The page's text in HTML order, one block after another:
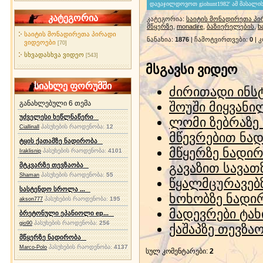
კატეგორია
საიტის მონადირეთა პირადი
ვიდეოები [70]
სხვადასხვა ვიდეო [543]
სიახლე ფორუმში
განახლებული 6 თემა
უძველესი ხეწლნაწერი
Ciallinall პასუხების რაოდენობა:12
ტყის ქათამზე ნადირობა
Iraklisnip პასუხების რაოდენობა: 4101
მტკვარზე თევზაობა
Shaman პასუხების რაოდენობა:55
სასტენდო სროლა ...
akson777 პასუხების რაოდენობა:195
ბრეტონული ეპანიოლი ep...
gio90 პასუხების რაოდენობა:256
მწყერზე ნადირობა
Marco-Polo პასუხების რაოდენობა:4137
კატეგორია: საიტის მონადირეთა
მწყერზე monadire ბაზიერელების ,
ნანახია: 1876 |ჩამოტვირთვები:0 |
მსგავსი ვიდეო
ძირითადი
შოუში
ლომი ზებრაზე
მწევრებით
მწყერზე
გავაზით
ხოხობზე
მადევრები
ქაშაპზე
სულ კომენტარები: 2